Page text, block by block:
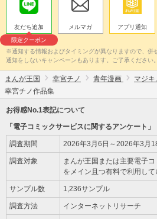
友だち追加
限定クーポン
メルマガ アプリ通知
※通知する情報およびタイミングが異なりますので、
通知をしないキャンペーンもあります。ご了承ください。
まんが王国 幸宮チノ 青年漫画 マジ
幸宮チノ作品集
お得感No.1表記について
「電子コミックサービスに関するアンケート」
調査期間 2026年3月6日～2026年3月
調査対象
まんが王国または主要電子
をメイン且つ有料で利用し
サンプル数 1,236サンプル
調査方法 インターネットリサーチ